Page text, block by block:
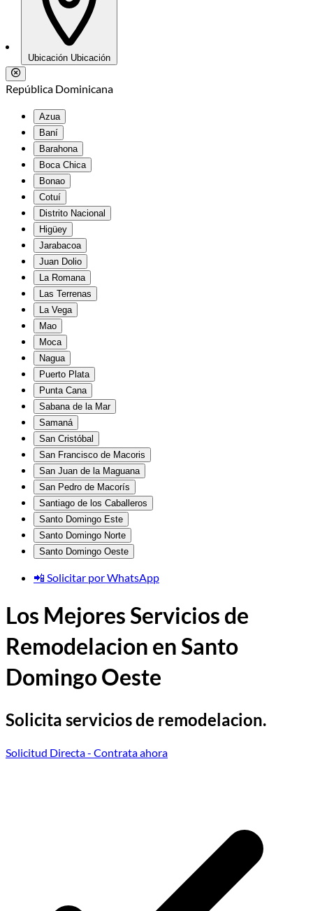
Ubicación Ubicación
República Dominicana
Azua
Baní
Barahona
Boca Chica
Bonao
Cotuí
Distrito Nacional
Higüey
Jarabacoa
Juan Dolio
La Romana
Las Terrenas
La Vega
Mao
Moca
Nagua
Puerto Plata
Punta Cana
Sabana de la Mar
Samaná
San Cristóbal
San Francisco de Macoris
San Juan de la Maguana
San Pedro de Macorís
Santiago de los Caballeros
Santo Domingo Este
Santo Domingo Norte
Santo Domingo Oeste
📲 Solicitar por WhatsApp
Los Mejores Servicios de
Remodelacion en Santo
Domingo Oeste
Solicita servicios de remodelacion.
Solicitud Directa- Contrata ahora